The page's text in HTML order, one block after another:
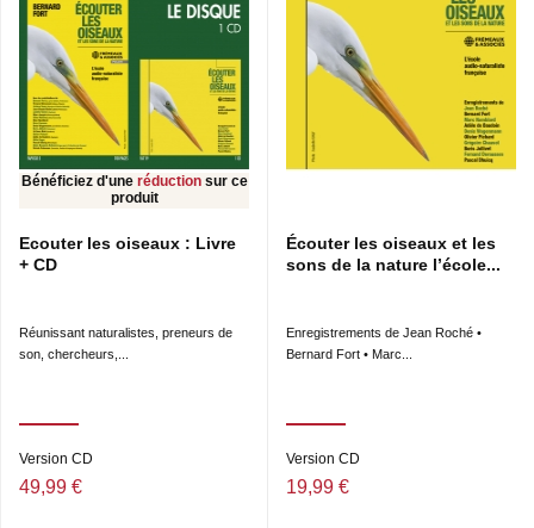
Bénéficiez d'une réduction sur ce
produit
Ecouter les oiseaux : Livre
+ CD
Réunissant naturalistes, preneurs de
son, chercheurs,...
Version CD
49,99 €
Écouter les oiseaux et les
sons de la nature l’école...
Enregistrements de Jean Roché •
Bernard Fort • Marc...
Version CD
19,99 €